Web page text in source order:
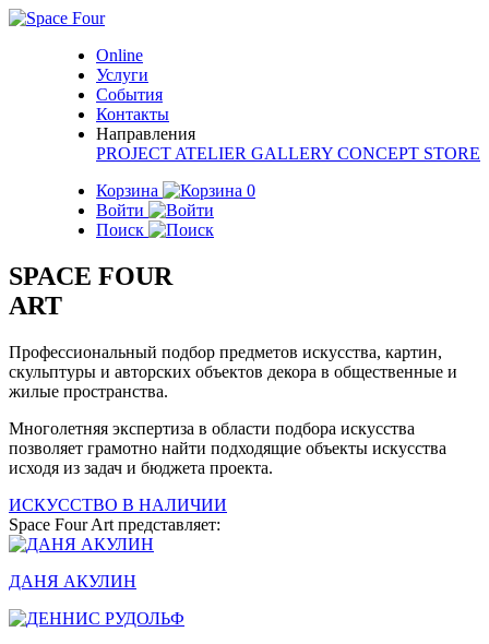
Online
Услуги
События
Контакты
Направления
PROJECT ATELIER GALLERY CONCEPT STORE
Корзина
0
Войти
Поиск
SPACE FOUR
ART
Профессиональный подбор предметов искусства, картин,
скульптуры и авторских объектов декора в общественные и
жилые пространства.
Многолетняя экспертиза в области подбора искусства
позволяет грамотно найти подходящие объекты искусства
исходя из задач и бюджета проекта.
ИСКУССТВО В НАЛИЧИИ
Space Four Art представляет:
ДАНЯ АКУЛИН